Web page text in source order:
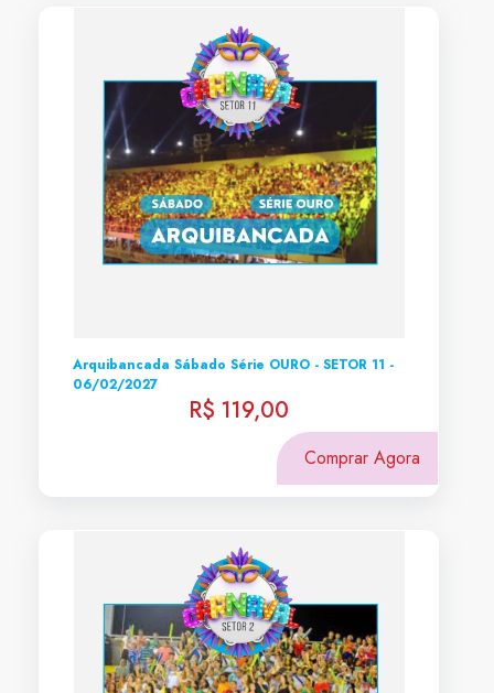
Arquibancada Sábado Série OURO - SETOR 11 -
06/02/2027
R$ 119,00
Comprar Agora